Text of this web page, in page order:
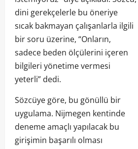
dini gerekçelerle bu öneriye
sıcak bakmayan çalışanlarla ilgili
bir soru üzerine, “Onların,
sadece beden ölçülerini içeren
bilgileri yönetime vermesi
yeterli” dedi.
Sözcüye göre, bu gönüllü bir
uygulama. Nijmegen kentinde
deneme amaçlı yapılacak bu
girişimin başarılı olması